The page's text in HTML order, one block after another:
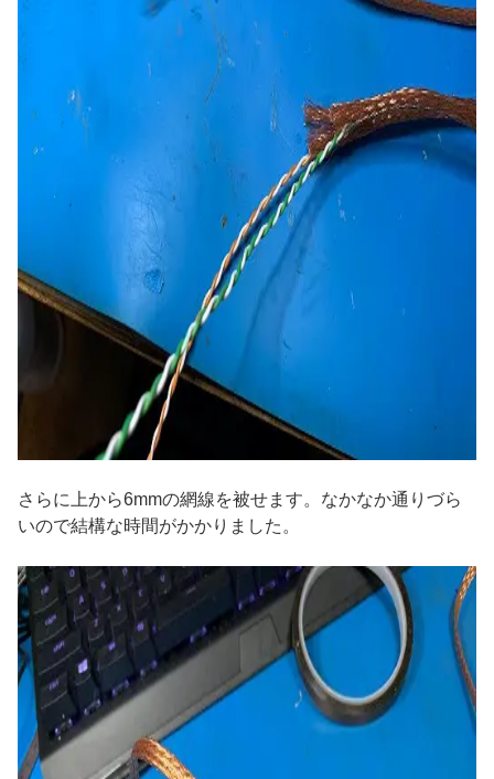
さらに上から6mmの網線を被せます。なかなか通りづら
いので結構な時間がかかりました。